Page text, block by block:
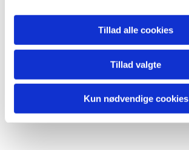
Tillad alle cookies
Tillad valgte
Kun nødvendige cookies